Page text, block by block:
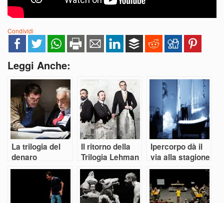
Condividi
Leggi Anche:
La trilogia del
denaro
Il ritorno della
Trilogia Lehman
Ipercorpo dà il
via alla stagione
dei festival